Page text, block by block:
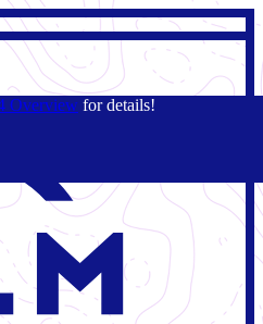
Overview for details!